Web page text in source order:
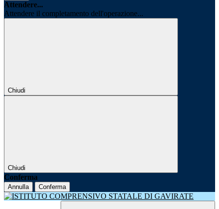
Attendere...
Attendere il completamento dell'operazione...
Chiudi
Chiudi
Conferma
Annulla Conferma